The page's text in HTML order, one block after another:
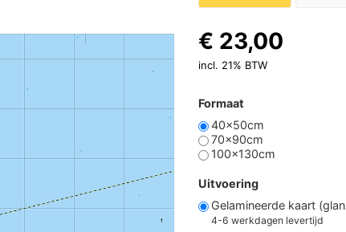
Formaat
40x50cm
70x90cm
100x130cm
Uitvoering
Gelamineerde kaart
4-6 werkdagen levertijd
€ 23,00
incl. 21% BTW